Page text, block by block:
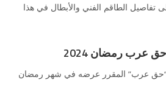
على تفاصيل الطاقم الفني والأبطال في هذا
عرب رمضان 2024
“حق عرب” المقرر عرضه في شهر رمضان